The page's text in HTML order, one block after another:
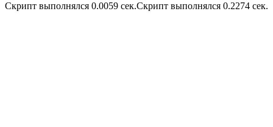
Скрипт выполнялся 0.0059 сек.Скрипт выполнялся 0.2274 сек.